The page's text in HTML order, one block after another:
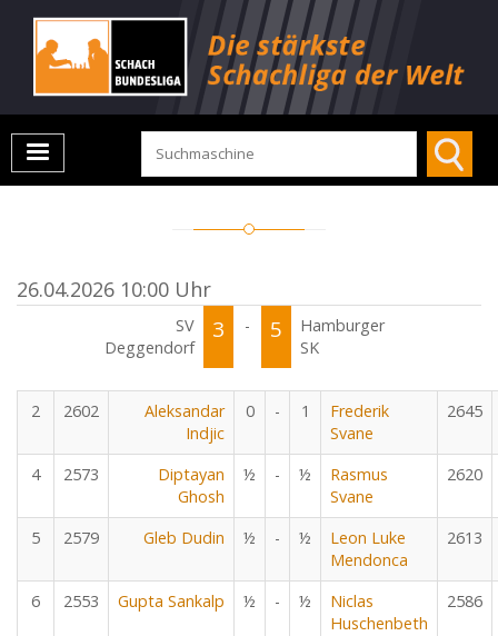
26.04.2026 10:00 Uhr
SV
Deggendorf
3 - 5
Hamburger
SK
2 2602
Aleksandar
Indjic
0 - 1
Frederik
Svane
2645
4 2573
Diptayan
Ghosh
½ - ½
Rasmus
Svane
2620
5 2579 Gleb Dudin ½ - ½
Leon Luke
Mendonca
2613
6 2553 Gupta Sankalp ½ - ½
Niclas
Huschenbeth
2586